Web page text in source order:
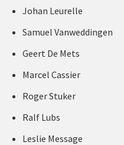
Johan Leurelle
Samuel Vanweddingen
Geert De Mets
Marcel Cassier
Roger Stuker
Ralf Lubs
Leslie Message